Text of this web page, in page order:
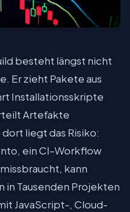
besteht längst nicht
Er zieht Pakete aus
Installationsskripte
Artefakte
liegt das Risiko:
ein CI-Workflow
kann
in Tausenden Projekten
JavaScript-, Cloud-